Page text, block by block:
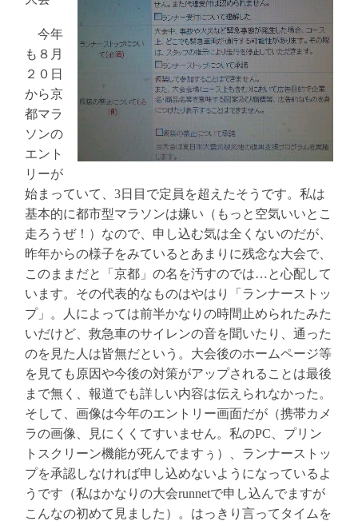
今年
も８月
２０日
から京
都マラ
ソンの
エント
リーが
始まっていて、3日目で定員を超えたそうです。私は
基本的に都市型マラソンは嫌い（もっと空気いいとこ
走ろうぜ！）なので、申し込む気は全くないのだが、
昨年からの様子をみているとあまりに残念な大会で、
このままだと「京都」の名を汚すのでは…と心配して
います。その代表的なものはやはり「ランナーストッ
プ」。人によっては前半かなりの時間止められたみた
いだけど、救急車のサイレンの音を聞いたり、通った
のを見た人は皆無だという。大会後のホームページ等
を見ても原因や今後の対策がアップされることは最後
まで無く、報道でも詳しい内容は伝えられなかった。
そして、画像は今年のエントリー画面だが（携帯カメ
ラの画像、見にくくてすいません。私のPC、プリン
トスクリーン機能が死んでますぅ）、ランナーストッ
プを承認しなければ申し込めないようになっているよ
うです（私はかなりの大会runnetで申し込んでますが
こんなの初めて見ました）。はっきり言ってタイムを